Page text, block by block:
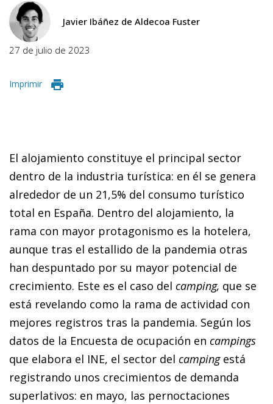
Javier Ibáñez de Aldecoa Fuster
27 de julio de 2023
Imprimir
El alojamiento constituye el principal sector
dentro de la industria turística: en él se genera
alrededor de un 21,5% del consumo turístico
total en España. Dentro del alojamiento, la
rama con mayor protagonismo es la hotelera,
aunque tras el estallido de la pandemia otras
han despuntado por su mayor potencial de
crecimiento. Este es el caso del camping, que se
está revelando como la rama de actividad con
mejores registros tras la pandemia. Según los
datos de la Encuesta de ocupación en campings
que elabora el INE, el sector del campingestá
registrando unos crecimientos de demanda
superlativos: en mayo, las pernoctaciones